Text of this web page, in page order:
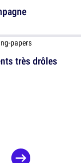
très drôles